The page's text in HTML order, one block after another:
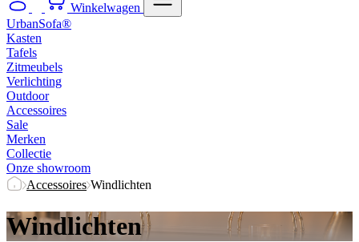
Winkelwagen
UrbanSofa®
Kasten
Tafels
Zitmeubels
Verlichting
Outdoor
Accessoires
Sale
Merken
Collectie
Onze showroom
Accessoires Windlichten
Windlichten